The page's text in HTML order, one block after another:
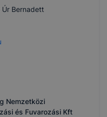
Úr Bernadett
Nemzetközi
és Fuvarozási Kft